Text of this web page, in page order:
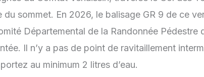
du sommet. En 2026, le balisage GR 9 de ce
Départemental de la Randonnée Pédestre
Il n’y a pas de point de ravitaillement
au minimum 2 litres d’eau.